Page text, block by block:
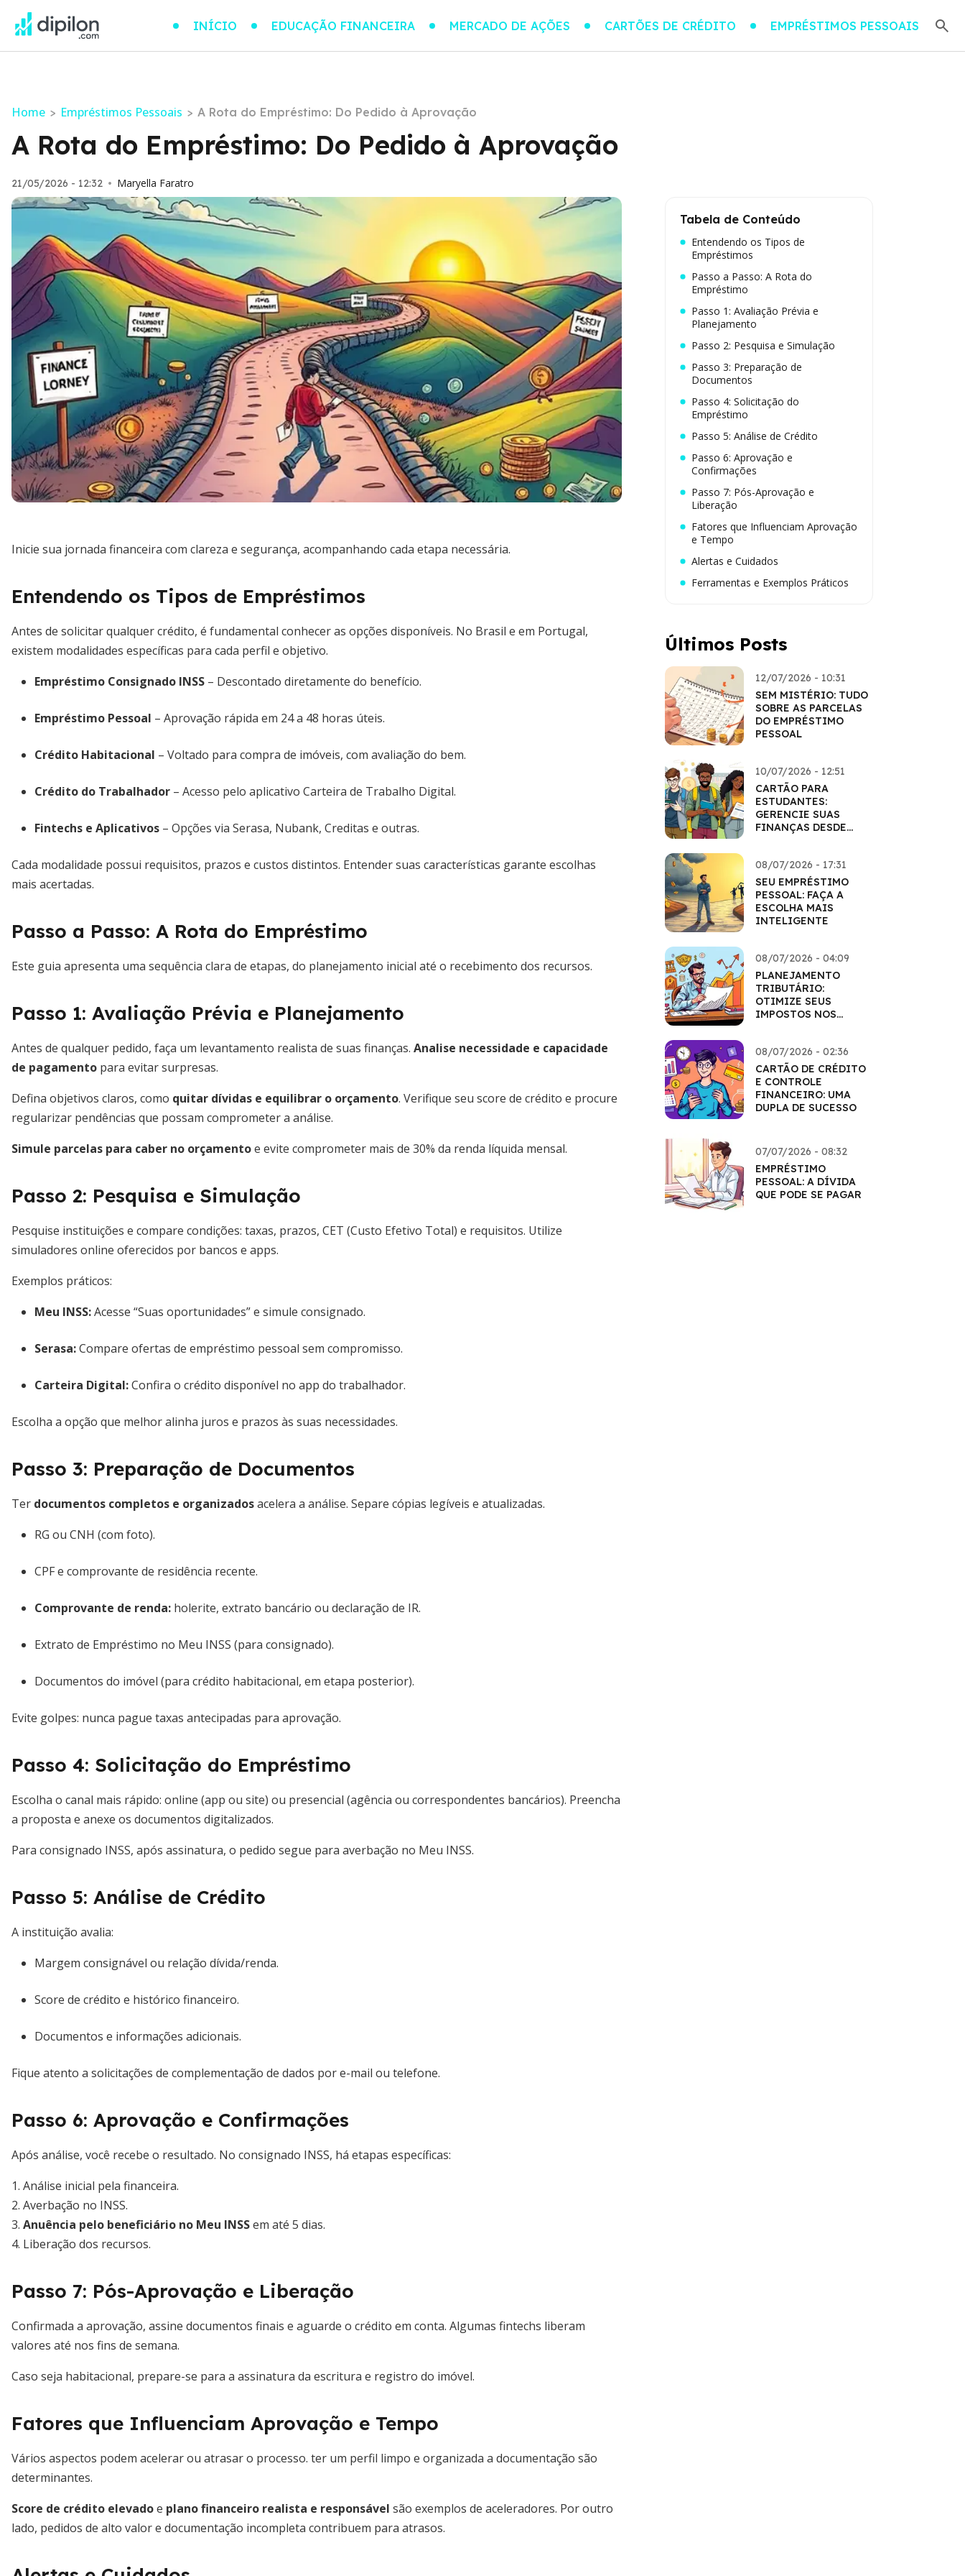
INÍCIO EDUCAÇÃO FINANCEIRA MERCADO DE AÇÕES CARTÕES DE CRÉDITO EMPRÉSTIMOS PESSOAIS
Home > Empréstimos Pessoais > A Rota do Empréstimo: Do Pedido à Aprovação
A Rota do Empréstimo: Do Pedido à Aprovação
21/05/2026 - 12:32 • Maryella Faratro
Inicie sua jornada financeira com clareza e segurança, acompanhando cada etapa necessária.
Entendendo os Tipos de Empréstimos
Antes de solicitar qualquer crédito, é fundamental conhecer as opções disponíveis. No Brasil e em Portugal,
existem modalidades específicas para cada perfil e objetivo.
Empréstimo Consignado INSS – Descontado diretamente do benefício.
Empréstimo Pessoal – Aprovação rápida em 24 a 48 horas úteis.
Crédito Habitacional – Voltado para compra de imóveis, com avaliação do bem.
Crédito do Trabalhador – Acesso pelo aplicativo Carteira de Trabalho Digital.
Fintechs e Aplicativos – Opções via Serasa, Nubank, Creditas e outras.
Cada modalidade possui requisitos, prazos e custos distintos. Entender suas características garante escolhas
mais acertadas.
Passo a Passo: A Rota do Empréstimo
Este guia apresenta uma sequência clara de etapas, do planejamento inicial até o recebimento dos recursos.
Passo 1: Avaliação Prévia e Planejamento
Antes de qualquer pedido, faça um levantamento realista de suas finanças. Analise necessidade e capacidade
de pagamento para evitar surpresas.
Defina objetivos claros, como quitar dívidas e equilibrar o orçamento. Verifique seu score de crédito e procure
regularizar pendências que possam comprometer a análise.
Simule parcelas para caber no orçamentoe evite comprometer mais de 30% da renda líquida mensal.
Passo 2: Pesquisa e Simulação
Pesquise instituições e compare condições: taxas, prazos, CET (Custo Efetivo Total) e requisitos. Utilize
simuladores online oferecidos por bancos e apps.
Exemplos práticos:
Meu INSS:Acesse “Suas oportunidades” e simule consignado.
Serasa:Compare ofertas de empréstimo pessoal sem compromisso.
Carteira Digital:Confira o crédito disponível no app do trabalhador.
Escolha a opção que melhor alinha juros e prazos às suas necessidades.
Passo 3: Preparação de Documentos
Ter documentos completos e organizadosacelera a análise. Separe cópias legíveis e atualizadas.
RG ou CNH (com foto).
CPF e comprovante de residência recente.
Comprovante de renda: holerite, extrato bancário ou declaração de IR.
Extrato de Empréstimo no Meu INSS (para consignado).
Documentos do imóvel (para crédito habitacional, em etapa posterior).
Evite golpes: nunca pague taxas antecipadas para aprovação.
Passo 4: Solicitação do Empréstimo
Escolha o canal mais rápido: online (app ou site) ou presencial (agência ou correspondentes bancários). Preencha
a proposta e anexe os documentos digitalizados.
Para consignado INSS, após assinatura, o pedido segue para averbação no Meu INSS.
Passo 5: Análise de Crédito
A instituição avalia:
Margem consignável ou relação dívida/renda.
Score de crédito e histórico financeiro.
Documentos e informações adicionais.
Fique atento a solicitações de complementação de dados por e-mail ou telefone.
Passo 6: Aprovação e Confirmações
Após análise, você recebe o resultado. No consignado INSS, há etapas específicas:
1. Análise inicial pela financeira.
2. Averbação no INSS.
3. Anuência pelo beneficiário no Meu INSSem até 5 dias.
4. Liberação dos recursos.
Passo 7: Pós-Aprovação e Liberação
Confirmada a aprovação, assine documentos finais e aguarde o crédito em conta. Algumas fintechs liberam
valores até nos fins de semana.
Caso seja habitacional, prepare-se para a assinatura da escritura e registro do imóvel.
Fatores que Influenciam Aprovação e Tempo
Vários aspectos podem acelerar ou atrasar o processo. ter um perfil limpo e organizada a documentação são
determinantes.
Score de crédito elevadoe plano financeiro realista e responsável são exemplos de aceleradores. Por outro
lado, pedidos de alto valor e documentação incompleta contribuem para atrasos.
Tabela de Conteúdo
Entendendo os Tipos de
Empréstimos
Passo a Passo: A Rota do
Empréstimo
Passo 1: Avaliação Prévia e
Planejamento
Passo 2: Pesquisa e Simulação
Passo 3: Preparação de
Documentos
Passo 4: Solicitação do
Empréstimo
Passo 5: Análise de Crédito
Passo 6: Aprovação e
Confirmações
Passo 7: Pós-Aprovação e
Liberação
Fatores que Influenciam Aprovação
e Tempo
Alertas e Cuidados
Ferramentas e Exemplos Práticos
Últimos Posts
12/07/2026 - 10:31
SEM MISTÉRIO: TUDO
SOBRE AS PARCELAS
DO EMPRÉSTIMO
PESSOAL
10/07/2026 - 12:51
CARTÃO PARA
ESTUDANTES:
GERENCIE SUAS
FINANÇAS DESDE
08/07/2026 - 17:31
SEU EMPRÉSTIMO
PESSOAL: FAÇA A
ESCOLHA MAIS
INTELIGENTE
08/07/2026 - 04:09
PLANEJAMENTO
TRIBUTÁRIO:
OTIMIZE SEUS
IMPOSTOS NOS
08/07/2026 - 02:36
CARTÃO DE CRÉDITO
E CONTROLE
FINANCEIRO: UMA
DUPLA DE SUCESSO
07/07/2026 - 08:32
EMPRÉSTIMO
PESSOAL: A DÍVIDA
QUE PODE SE PAGAR